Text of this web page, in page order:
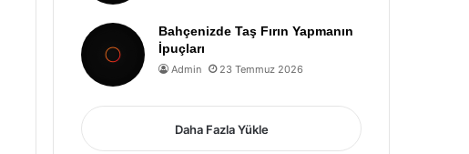
Bahçenizde Taş Fırın Yapmanın
İpuçları
Admin 23 Temmuz 2026
Daha Fazla Yükle